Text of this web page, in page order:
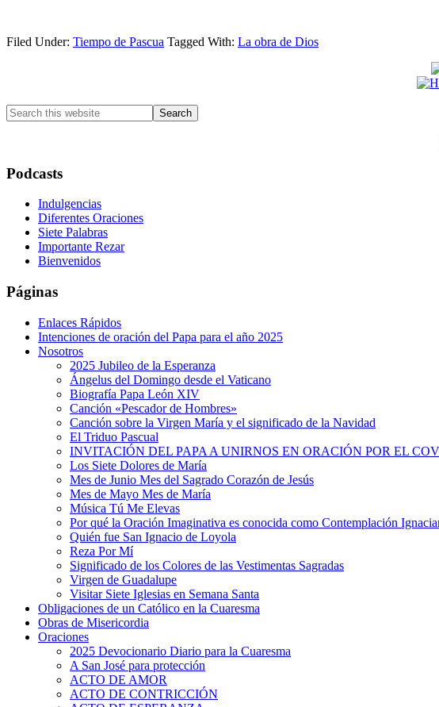
Filed Under: Tiempo de Pascua Tagged With: La obra de Dios
Search
this
Podcasts
Indulgencias
Diferentes Oraciones
Siete Palabras
Importante Rezar
Bienvenidos
Páginas
Enlaces Rápidos
Intenciones de oración del Papa para el año 2025
Nosotros
2025 Jubileo de la Esperanza
Ángelus del Domingo desde el Vaticano
Biografía Papa León XIV
Canción «Pescador de Hombres»
Canción sobre la Virgen María y el significado de la Navidad
El Triduo Pascual
INVITACIÓN DEL PAPA A UNIRNOS EN ORACIÓN POR EL
Los Siete Dolores de María
Mes de Junio Mes del Sagrado Corazón de Jesús
Mes de Mayo Mes de María
Música Tú Me Elevas
Por qué la Oración Imaginativa es conocida como Contemplación
Quién fue San Ignacio de Loyola
Reza Por Mí
Significado de los Colores de las Vestimentas Sagradas
Virgen de Guadalupe
Visitar Siete Iglesias en Semana Santa
Obligaciones de un Católico en la Cuaresma
Obras de Misericordia
Oraciones
2025 Devocionario Diario para la Cuaresma
A San José para protección
ACTO DE AMOR
ACTO DE CONTRICCIÓN